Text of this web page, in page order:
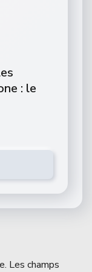
: le
Les champs